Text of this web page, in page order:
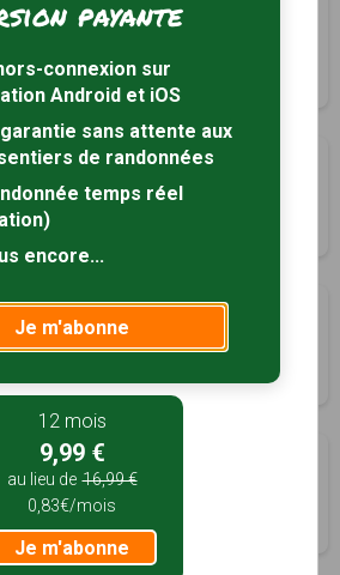
(27)
(27)
payante
connexion sur
Android et iOS
sans attente aux
de randonnées
temps réel
encore...
Je m'abonne
12 mois
9,99 €
au lieu de 16,99 €
0,83€/mois
Je m'abonne